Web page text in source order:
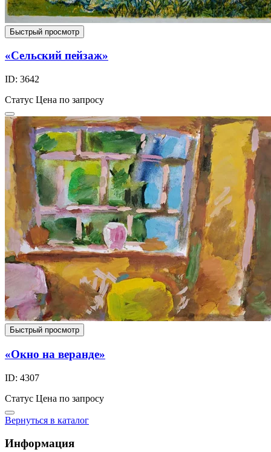
Быстрый просмотр
«Сельский пейзаж»
ID: 3642
Статус Цена по запросу
Быстрый просмотр
«Окно на веранде»
ID: 4307
Статус Цена по запросу
Вернуться в каталог
Информация